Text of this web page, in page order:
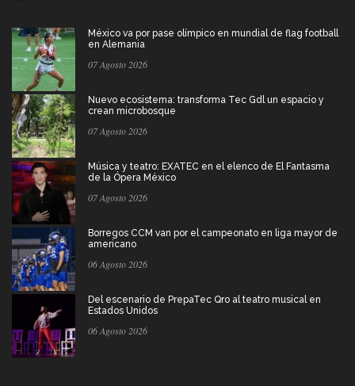
México va por pase olímpico en mundial de flag football
en Alemania
07 Agosto 2026
Nuevo ecosistema: transforma Tec Gdl un espacio y
crean microbosque
07 Agosto 2026
Música y teatro: EXATEC en el elenco de El Fantasma
de la Ópera México
07 Agosto 2026
Borregos CCM van por el campeonato en liga mayor de
americano
06 Agosto 2026
Del escenario de PrepaTec Qro al teatro musical en
Estados Unidos
06 Agosto 2026